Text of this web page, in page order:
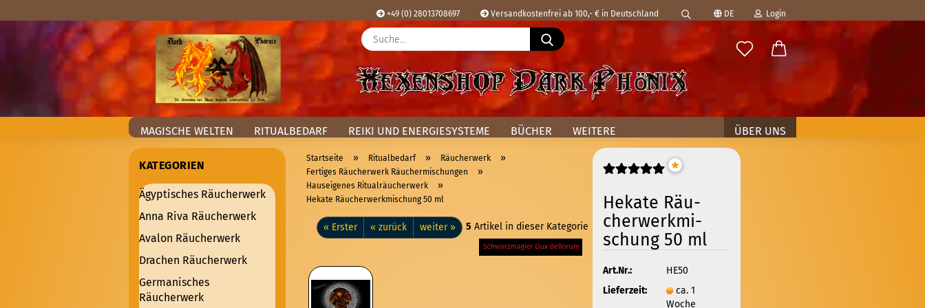
+49 (0) 28013708697 Versandkostenfrei ab 100,- € in Deutschland DE
Sprache auswählen
Lieferland
Login
E-Mail
Passwort
Konto erstellen
Passwort vergessen?
Suche...
MAGISCHE WELTEN RITUALBEDARF REIKI UND ENERGIESYSTEME BÜCHER ÜBER UNS
WEITERE
Startseite » Ritualbedarf » Räucherwerk »
Fertiges Räucherwerk Räuchermischungen »
Hauseigenes Ritualräucherwerk »
Hekate Räucherwerkmischung 50 ml
« Erster « zurück weiter » 5 Artikel in dieser Kategorie
*
Heka­te Räu­
cher­werk­mi­
schung 50 ml
Art.Nr.:
HE50
Lieferzeit:
ca. 1
Woche
KATEGORIEN
Ägyptisches Räucherwerk
Anna Riva Räucherwerk
Avalon Räucherwerk
Drachen Räucherwerk
Germanisches
Räucherwerk